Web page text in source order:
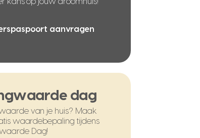
aanvragen
dag
van je huis? Maak
waardebepaling tijdens
Dag!